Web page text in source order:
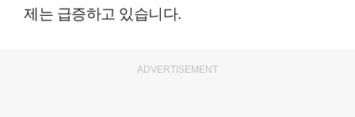
제는 급증하고 있습니다.
ADVERTISEMENT